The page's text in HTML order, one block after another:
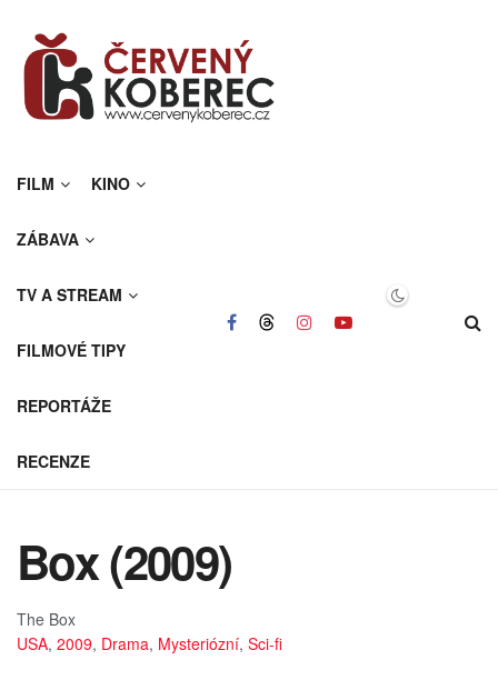
FILM KINO
ZÁBAVA
TV A STREAM
FILMOVÉ TIPY
REPORTÁŽE
RECENZE
Box (2009)
The Box
USA, 2009, Drama, Mysteriózní, Sci-fi